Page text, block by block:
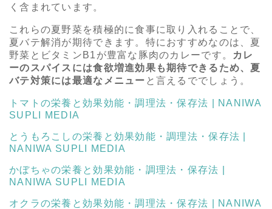
く含まれています。
これらの夏野菜を積極的に食事に取り入れることで、
夏バテ解消が期待できます。特におすすめなのは、夏
野菜とビタミンB1が豊富な豚肉のカレーです。
カレ
ーのスパイスには食欲増進効果も期待できるため、夏
バテ対策には最適なメニュー と言えるででしょう。
トマトの栄養と効果効能・調理法・保存法 | NANIWA
SUPLI MEDIA
とうもろこしの栄養と効果効能・調理法・保存法 |
NANIWA SUPLI MEDIA
かぼちゃの栄養と効果効能・調理法・保存法 |
NANIWA SUPLI MEDIA
オクラの栄養と効果効能・調理法・保存法 | NANIWA